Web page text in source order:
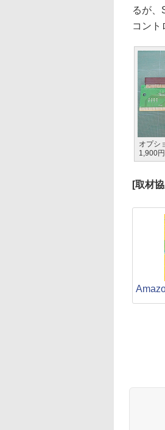
るが、
コント
オプシ
1,900
[取材